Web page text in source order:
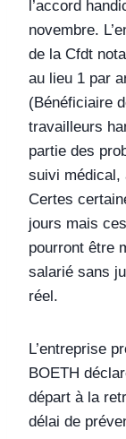
l’accord
novembre.
de la Cfdt
au lieu 1 par
(Bénéficiaire
travailleurs
partie des
suivi médical,
Certes
jours mais
pourront être
salarié sans
réel.
L’entreprise
BOETH
départ à la
délai de